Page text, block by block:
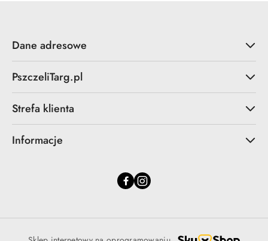
Dane adresowe
PszczeliTarg.pl
Strefa klienta
Informacje